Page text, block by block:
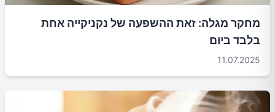
מחקר מגלה: זאת ההשפעה של נקניקייה אחת
בלבד ביום
11.07.2025